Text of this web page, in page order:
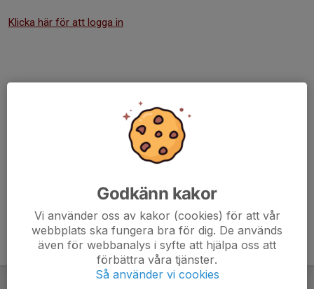
Klicka här för att logga in
Godkänn kakor
Vi använder oss av kakor (cookies) för att vår
webbplats ska fungera bra för dig. De används
även för webbanalys i syfte att hjälpa oss att
förbättra våra tjänster.
Så använder vi cookies